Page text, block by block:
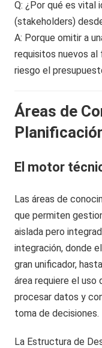
Q: ¿Por qué es vital
(stakeholders)
A: Porque omitir a
requisitos nuevos
riesgo el
Áreas de
El motor
Las áreas de
que permiten
aislada pero
integración, donde
gran unificador,
área requiere el uso
procesar datos y
toma de decisiones.
La Estructura de